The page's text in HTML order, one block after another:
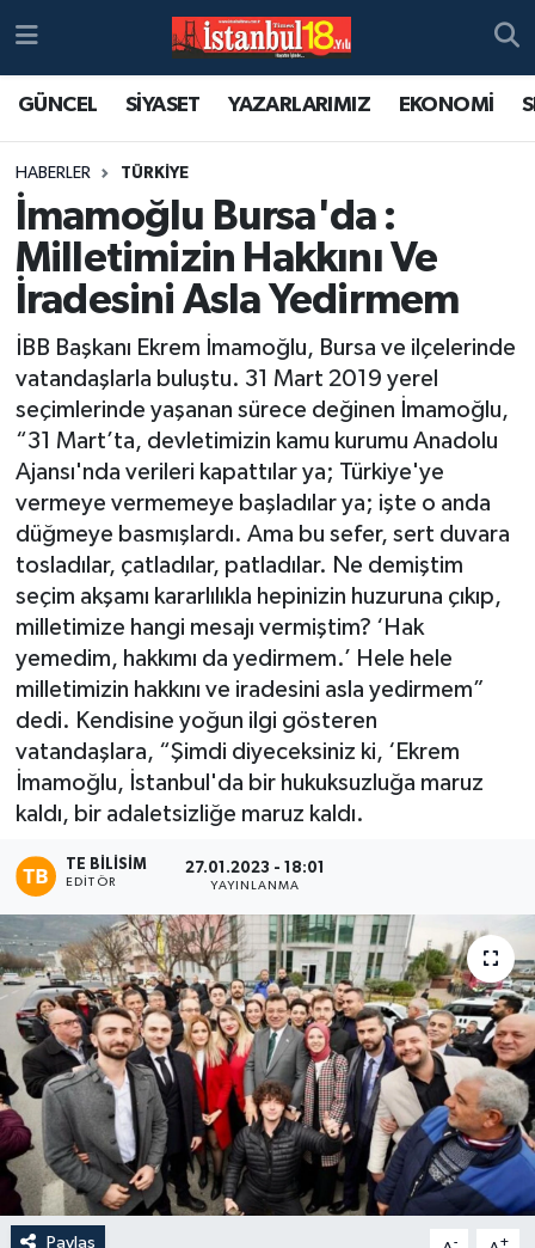
GÜNCEL SİYASET YAZARLARIMIZ EKONOMİ
HABERLER TÜRKİYE
İmamoğlu Bursa'da :
Milletimizin Hakkını Ve
İradesini Asla Yedirmem
İBB Başkanı Ekrem İmamoğlu, Bursa ve ilçelerinde
vatandaşlarla buluştu. 31 Mart 2019 yerel
seçimlerinde yaşanan sürece değinen İmamoğlu,
“31 Mart’ta, devletimizin kamu kurumu Anadolu
Ajansı'nda verileri kapattılar ya; Türkiye'ye
vermeye vermemeye başladılar ya; işte o anda
düğmeye basmışlardı. Ama bu sefer, sert duvara
tosladılar, çatladılar, patladılar. Ne demiştim
seçim akşamı kararlılıkla hepinizin huzuruna çıkıp,
milletimize hangi mesajı vermiştim? ‘Hak
yemedim, hakkımı da yedirmem.’ Hele hele
milletimizin hakkını ve iradesini asla yedirmem”
dedi. Kendisine yoğun ilgi gösteren
vatandaşlara, “Şimdi diyeceksiniz ki, ‘Ekrem
İmamoğlu, İstanbul'da bir hukuksuzluğa maruz
kaldı, bir adaletsizliğe maruz kaldı.
TE BILISIM
EDITÖR
27.01.2023 - 18:01
YAYINLANMA
Paylaş - +